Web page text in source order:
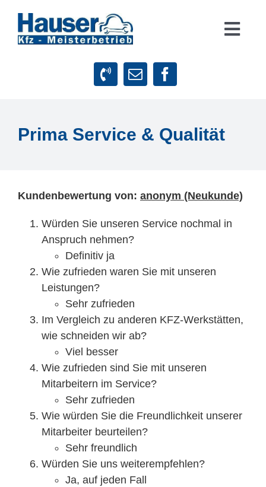
Inhalt
springen
Kundenstimmen
Mitarbeiter
Kontakt & Anfahrt
Prima Service & Qualität
Kundenbewertung von: anonym (Neukunde)
Würden Sie unseren Service nochmal in
Anspruch nehmen?
Definitiv ja
Wie zufrieden waren Sie mit unseren
Leistungen?
Sehr zufrieden
Im Vergleich zu anderen KFZ-Werkstätten,
wie schneiden wir ab?
Viel besser
Wie zufrieden sind Sie mit unseren
Mitarbeitern im Service?
Sehr zufrieden
Wie würden Sie die Freundlichkeit unserer
Mitarbeiter beurteilen?
Sehr freundlich
Würden Sie uns weiterempfehlen?
Ja, auf jeden Fall